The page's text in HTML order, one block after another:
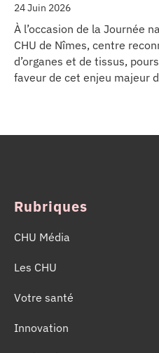
24 Juin 2026
À l’occasion de la Journée
CHU de Nîmes, centre
d’organes et de tissus,
faveur de cet enjeu majeur
Rubriques
CHU Média
Les CHU
Votre santé
Innovation